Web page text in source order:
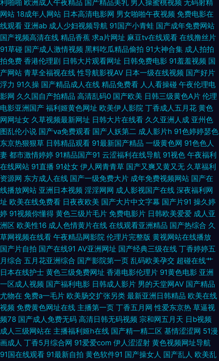
后入jk美女 麻豆午夜剧场 香蕉伊擦擦449 肏屄高清视频不卡 91人人草人妻
肏屄视频福利社 激情avav 亚洲拍拍 久久九九 九一传媒mv 久草先锋毛片在
线 av涩涩 国产精品韩日 午夜福利色片 丝袜91网站 AV伊人大香蕉 91后入极
品jK 超碰97干操 欧美成人草草影视 青青草成人社区 91入口17 精品在线岛女
视频 91看片入口 国产激情第一页 97玖玖超碰 伊人网操逼片 超碰碰碰96 人
人操97 香蕉视频污app 韩国盗摄视频 激情色色AV网 免费视频无码专区 91网
站女看 大香蕉网址 91超碰资源站 天天操天天槡丁香 免费超碰 五月天色导航
婷 美女同性色色 人妻骚午夜 91次元黄色观看 五月天二区 欧美h版在线 亚洲
avtt五月香 无码熟妇人妻AV 五月天婷婷色情图 一本道丁香影院 欧州午夜影
院 人人操人人干网 国产欧美日韩91 久久视频性交 国产高潮免费 亚洲情色国
豆花 日韩色黄 国内精品一二 无码导航 福利91高清 日韩熟女资源网站 大香蕉
伊综 91se在线观看 91大神影音 婷婷五月激情网 18禁老司机福利 香蕉午夜视
频 日本不卡线 精品在线大香蕉 天堂在线97 91系列在线播放 国产日逼视频
欧美综合性爱网 偷拍97网 日韩午夜福利av 欧美在线A∨ 人妖谢精视频 极品
利啪啪 欧洲成人午夜精品 国产精品美乳 男人操蜜桃视频 无码射精
网站 18成年人网站 日本高清电影网 男女啪啪午夜视频 免费电影在
线观看 亚洲ab 成人少妇视频导航 91国产小青蛙 国产成年免费网站
国产视频高清在线 精品香蕉 求a片网址 麻豆tv在线观看 在线撸丝片
91草碰 国产成人激情视频 黑料吃瓜精品偷拍 91大神合集 成人拍拍
拍免费 香港伦理剧 日韩大片观看网址 日韩免费电影 91羞羞视频 国
产网站 青草全福视在线 性导航影视AV 日本一级在线视频 国产好片
浮力 91久操 国产精品成人在线 精品免费看 人人看操碰 午夜伦理电
影网 久久国自产拍精品 高清乱码0 国产欧美 日韩三级黄色A片 伦理
电影亚洲国产 福利姬黄色网址 欧美伊人影院 丁香成人五月花 黄色
网网址女 久草视频最新网址 日韩大片在线看 久久亚洲人成 亚州色
图乱伦小说 国产va免费观看 国产人妖第二 成人影片h 91色婷婷瑟色
东京热狠狠草 日韩精品观看 91最新国产精品 一级黄色网 91色色人
妻 都市激情婷婷 91精品国产91 云涩福利在线导航 91视色 午夜福利
在线网站 91直播 91处女 伊人网青青草 国产又爽又黄又无 久草福利
资源网 东方成人在线 国产一级免费大片 成年免费视频网站 国产在
线播放网站 亚洲日本视频 淫淫网网 成人影视国产在线 深夜福利网
址 欧美在线免费看 日夜夜欧美 国产大片中文字幕 国产片91 操久婷
婷 91视频你懂得 黄色三级片毛片 免费电影片 日韩欧美爱爱 成人亚
洲区 欧美性16 成人色情黄片在线 在线观看亚洲精品 国产热综合 久
草网视频在线看 午夜精品网影院 伦理片完整版 黄视网站在线播放
国产片自拍 国产在线91 AV亚洲网址 国产经典三级在线 丁香婷婷五
月综合 五月花亚洲综合 国产影院第一页 乱码欧美孕交 超碰在线艹
日本在线护士 黄色三级免费网址 香港电影伦理片 91黄色电影 亚洲
一区成人视频 国产福利电影 日韩成人影片 男的天堂网AV 国产精品
尤物在 免费a一毛片 欧美肠交扩张另类 最新亚洲日韩精品 欧美在线
视频 免费黄色网址在线 主播第一页 丁香五月网 性爱东京热 草逼视
频78 国产成人免费无码 高清日韩无码视频 宗和网五月天 日b视频
成人三级网站在 主播福利姬h在线 国产精一精二区 基情涩涩网 51漫
画成人 丁香5月综合网 91爱爱com 伊人涩涩射 黄色视频网址导航
91国在线观看 91最新自拍 黄色软件91 国产操女人 国产乱人 欧美乱